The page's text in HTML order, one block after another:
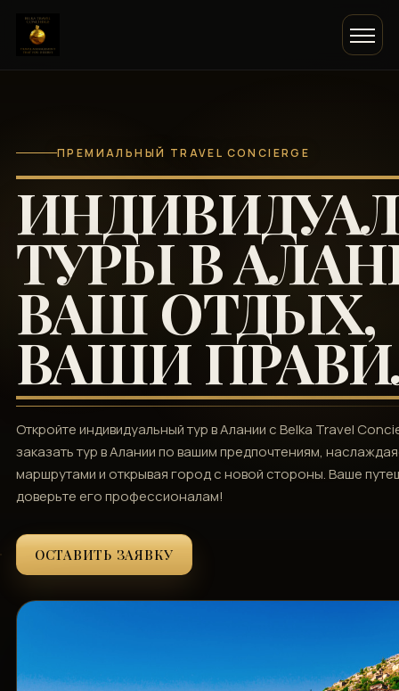
ПРЕМИАЛЬНЫЙ TRAVEL CONCIERGE
ТУРЫ В
ВАШ ОТДЫХ,
ВАШИ
Откройте индивидуальный тур в Алании с Belka Travel
заказать тур в Алании по вашим предпочтениям,
маршрутами и открывая город с новой стороны. Ваше
доверьте его профессионалам!
ОСТАВИТЬ ЗАЯВКУ